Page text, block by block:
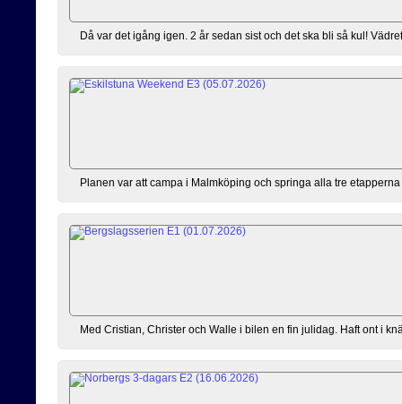
Då var det igång igen. 2 år sedan sist och det ska bli så kul!
Planen var att campa i Malmköping och springa alla tre
Med Cristian, Christer och Walle i bilen en fin julidag. Haft ont i